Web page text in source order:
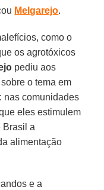
Melgarejo.
como o
os agrotóxicos
pediu aos
o tema em
nas comunidades
eles estimulem
Brasil a
alimentação
e a